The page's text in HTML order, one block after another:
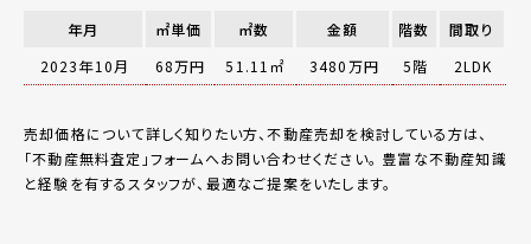
年月 ㎡単価 ㎡数 金額 階数
間取り
2023年10月
68万円 51.11㎡ 3480万円 5階 2LDK
売却価格について詳しく知りたい方、不動産売却を検討している方は、
「不動産無料査定 」フォームへお問い合わせください。 豊富な不動産知識
と経験を有するスタッフが、最適なご提案をいたします。